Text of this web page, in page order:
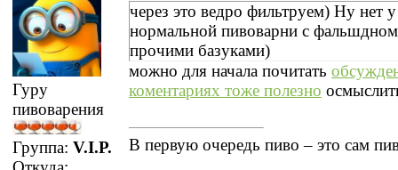
Гуру
пивоварения
Группа: V.I.P.
через это ведро фильтруем) Ну нет
нормальной пивоварни с
прочими базуками)
можно для начала почитать
коментариях тоже полезно
В первую очередь пиво – это сам